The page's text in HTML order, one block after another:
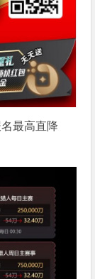
最高直降